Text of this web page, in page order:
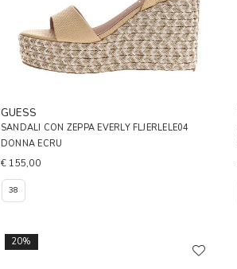
GUESS
SANDALI CON ZEPPA EVERLY FLJERLELE04
DONNA ECRU
€ 155,00
38
20%